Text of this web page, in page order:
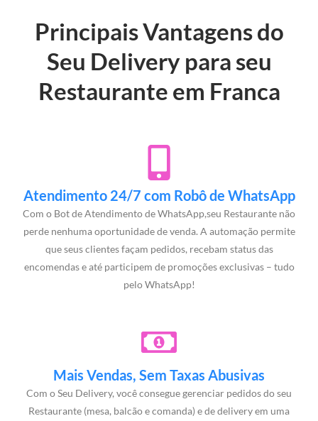
Principais Vantagens do
Seu Delivery para seu
Restaurante em Franca
Atendimento 24/7 com Robô de WhatsApp
Com o Bot de Atendimento de WhatsApp,seu Restaurante não
perde nenhuma oportunidade de venda. A automação permite
que seus clientes façam pedidos, recebam status das
encomendas e até participem de promoções exclusivas – tudo
pelo WhatsApp!
Mais Vendas, Sem Taxas Abusivas
Com o Seu Delivery, você consegue gerenciar pedidos do seu
Restaurante (mesa, balcão e comanda) e de delivery em uma